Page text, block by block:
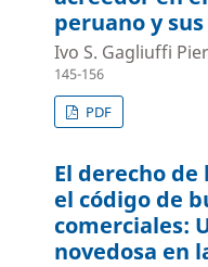
peruano y
Ivo S. Gagliuffi
145-156
PDF
El derecho
el código de
comerciales:
novedosa en